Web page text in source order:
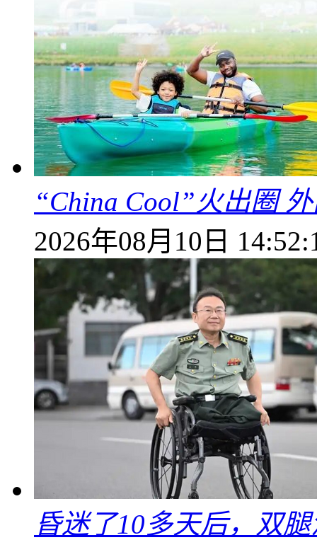
“China Cool”火出圈
2026年08月10日
昏迷了10多天后，双